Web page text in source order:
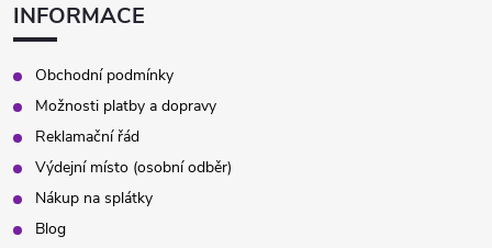
INFORMACE
Obchodní podmínky
Možnosti platby a dopravy
Reklamační řád
Výdejní místo (osobní odběr)
Nákup na splátky
Blog